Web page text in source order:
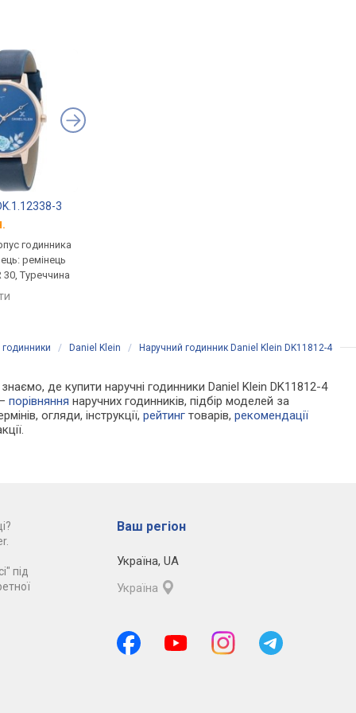
3
годинника
ремінець
30, Туреччина
годинники / Daniel Klein / Наручний годинник Daniel Klein DK11812-4
де купити наручні годинники Daniel Klein DK11812-4
—порівняння наручних годинників, підбір моделей за
огляди, інструкції,рейтинг товарів,рекомендації
під
Ваш регіон
Україна, UA
Україна